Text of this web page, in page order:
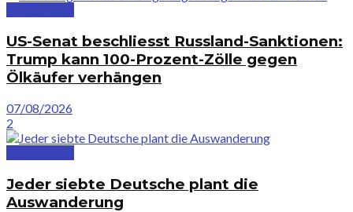
US-Senat beschliesst Russland-Sanktionen:
Trump kann 100-Prozent-Zölle gegen
Ölkäufer verhängen
07/08/2026
2
Jeder siebte Deutsche plant die
Auswanderung